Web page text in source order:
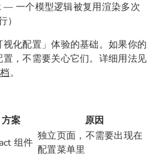
— 一个模型逻辑被复用渲染多次
）
化配置」体验的基础。如果你的
，不需要关心它们。详细用法见
。
方案
原因
组件
独立页面，不需要出现在
配置菜单里